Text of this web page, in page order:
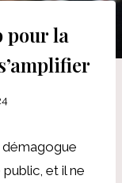
pour la
démagogue
et il ne